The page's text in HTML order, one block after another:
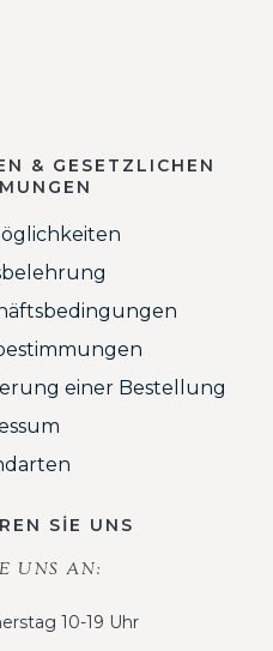
& GESETZLICHEN
einer Bestellung
SİE UNS
UNS AN:
10-19 Uhr